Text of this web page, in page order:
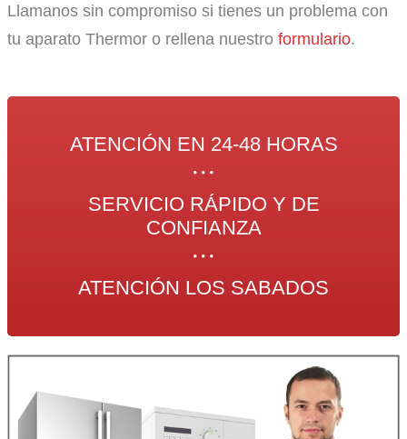
Llamanos sin compromiso si tienes un problema con
tu aparato Thermor o rellena nuestro formulario.
ATENCIÓN EN 24-48 HORAS
SERVICIO RÁPIDO Y DE
CONFIANZA
ATENCIÓN LOS SABADOS